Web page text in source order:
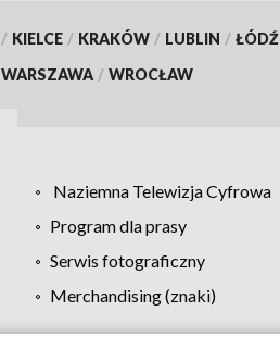
/ KIELCE / KRAKÓW / LUBLIN / ŁÓDŹ
WARSZAWA / WROCŁAW
Naziemna Telewizja Cyfrowa
Program dla prasy
Serwis fotograficzny
Merchandising (znaki)